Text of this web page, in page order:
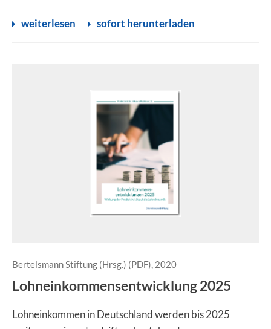
weiterlesen sofort herunterladen
Bertelsmann Stiftung (Hrsg.) (PDF), 2020
Lohneinkommensentwicklung 2025
Lohneinkommen in Deutschland werden bis 2025